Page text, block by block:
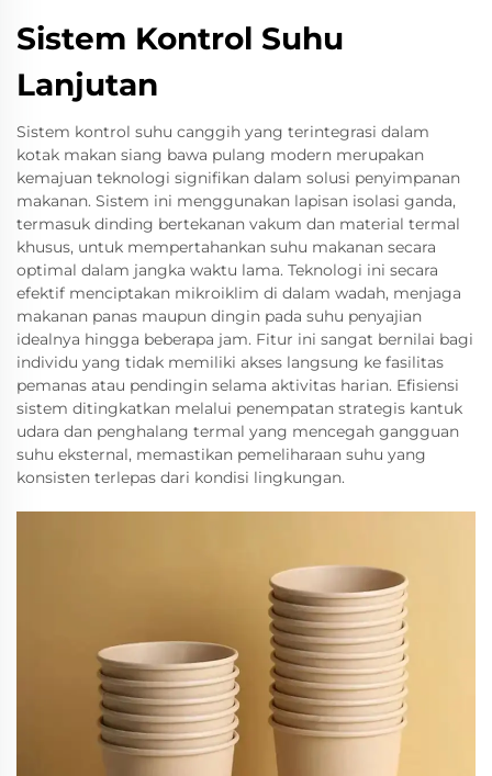
Sistem Kontrol Suhu
Lanjutan
Sistem kontrol suhu canggih yang terintegrasi dalam
kotak makan siang bawa pulang modern merupakan
kemajuan teknologi signifikan dalam solusi penyimpanan
makanan. Sistem ini menggunakan lapisan isolasi ganda,
termasuk dinding bertekanan vakum dan material termal
khusus, untuk mempertahankan suhu makanan secara
optimal dalam jangka waktu lama. Teknologi ini secara
efektif menciptakan mikroiklim di dalam wadah, menjaga
makanan panas maupun dingin pada suhu penyajian
idealnya hingga beberapa jam. Fitur ini sangat bernilai bagi
individu yang tidak memiliki akses langsung ke fasilitas
pemanas atau pendingin selama aktivitas harian. Efisiensi
sistem ditingkatkan melalui penempatan strategis kantuk
udara dan penghalang termal yang mencegah gangguan
suhu eksternal, memastikan pemeliharaan suhu yang
konsisten terlepas dari kondisi lingkungan.